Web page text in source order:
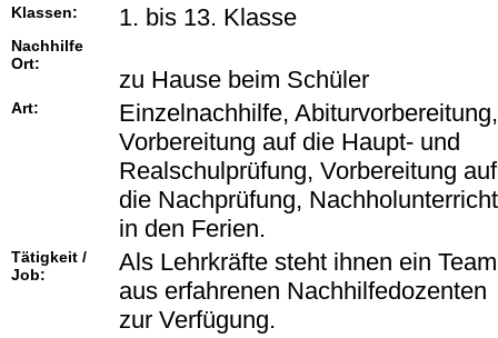
Klassen: 1. bis 13. Klasse
Nachhilfe
Ort:
zu Hause beim Schüler
Art:
Einzelnachhilfe, Abiturvorbereitung,
Vorbereitung auf die Haupt- und
Realschulprüfung, Vorbereitung auf
die Nachprüfung, Nachholunterricht
in den Ferien.
Tätigkeit /
Job:
Als Lehrkräfte steht ihnen ein Team
aus erfahrenen Nachhilfedozenten
zur Verfügung.